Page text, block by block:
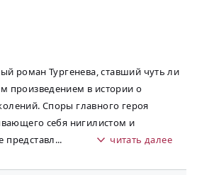
роман Тургенева, ставший чуть ли
произведением в истории о
Споры главного героя
себя нигилистом и
... читать далее